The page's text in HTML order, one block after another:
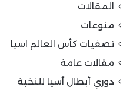
المقالات
منوعات
تصفيات كأس العالم اسيا
مقالات عامة
دوري أبطال آسيا للنخبة